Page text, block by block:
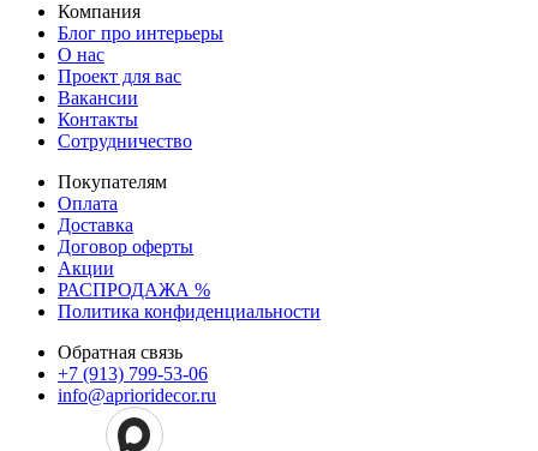
Компания
Блог про интерьеры
О нас
Проект для вас
Вакансии
Контакты
Сотрудничество
Покупателям
Оплата
Доставка
Договор оферты
Акции
РАСПРОДАЖА %
Политика конфиденциальности
Обратная связь
+7 (913) 799-53-06
info@aprioridecor.ru